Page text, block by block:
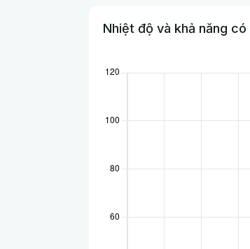
Nhiệt độ và khả năng